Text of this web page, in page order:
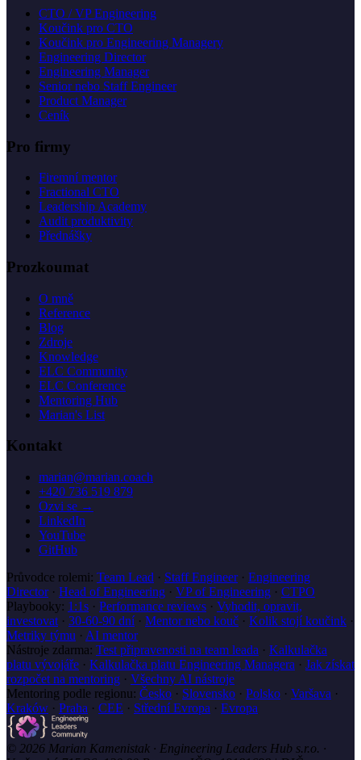
CTO / VP Engineering
Koučink pro CTO
Koučink pro Engineering Managery
Engineering Director
Engineering Manager
Senior nebo Staff Engineer
Product Manager
Ceník
Pro firmy
Firemní mentor
Fractional CTO
Leadership Academy
Audit produktivity
Přednášky
Prozkoumat
O mně
Reference
Blog
Zdroje
Knowledge
ELC Community
ELC Conference
Mentoring Hub
Marian's List
Kontakt
marian@marian.coach
+420 736 519 879
Ozvi se →
LinkedIn
YouTube
GitHub
Průvodce rolemi: Team Lead · Staff Engineer· Engineering
Director· Head of Engineering · VP of Engineering · CTPO
Playbooky: 1:1s · Performance reviews · Vyhodit, opravit,
investovat · 30-60-90 dní· Mentor nebo kouč · Kolik stojí koučink ·
Metriky týmu · AI mentor
Nástroje zdarma: Test připravenosti na team leada · Kalkulačka
platu vývojáře · Kalkulačka platu Engineering Managera · Jak získat
rozpočet na mentoring · Všechny AI nástroje
Mentoring podle regionu: Česko · Slovensko · Polsko · Varšava ·
Kraków · Praha · CEE · Střední Evropa · Evropa
© 2026 Marian Kamenistak · Engineering Leaders Hub s.r.o. ·